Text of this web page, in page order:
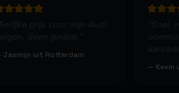
Jasmijn uit Rotterdam
— Kevin